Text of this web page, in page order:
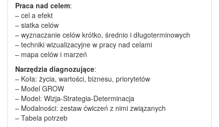
Praca nad celem:
– cel a efekt
– siatka celów
– wyznaczanie celów krótko, średnio i długoterminowych
– techniki wizualizacyjne w pracy nad celami
– mapa celów i marzeń
Narzędzia diagnozujące:
– Koła: życia, wartości, biznesu, priorytetów
– Model GROW
– Model: Wizja-Strategia-Determinacja
– Modalności: zestaw ćwiczeń z nimi związanych
– Tabela potrzeb